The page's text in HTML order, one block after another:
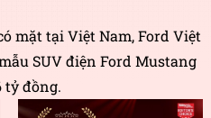
mặt tại Việt Nam, Ford Việt
SUV điện Ford Mustang
tỷ đồng.